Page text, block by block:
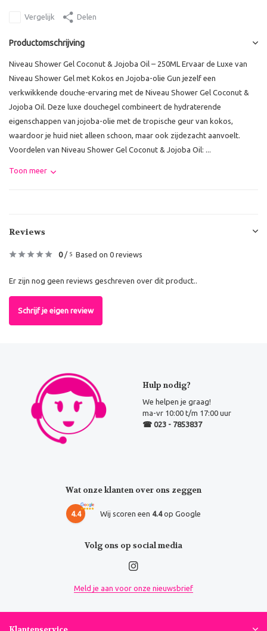
Vergelijk Delen
Productomschrijving
Niveau Shower Gel Coconut & Jojoba Oil – 250ML Ervaar de Luxe van
Niveau Shower Gel met Kokos en Jojoba-olie Gun jezelf een
verkwikkende douche-ervaring met de Niveau Shower Gel Coconut &
Jojoba Oil. Deze luxe douchegel combineert de hydraterende
eigenschappen van jojoba-olie met de tropische geur van kokos,
waardoor je huid niet alleen schoon, maar ook zijdezacht aanvoelt.
Voordelen van Niveau Shower Gel Coconut & Jojoba Oil: ...
Toon meer
Reviews
0/ 5 Based on 0 reviews
Er zijn nog geen reviews geschreven over dit product..
Schrijf je eigen review
Hulp nodig?
We helpen je graag!
ma-vr 10:00 t/m 17:00 uur
☎ 023 - 7853837
Wat onze klanten over ons zeggen
4.4 Wij scoren een 4.4op Google
Volg ons op social media
Meld je aan voor onze nieuwsbrief